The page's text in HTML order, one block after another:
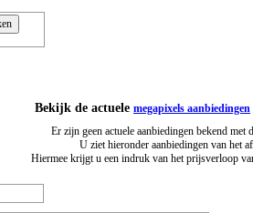
Bekijk de actuele megapixels aanbiedingen
Er zijn geen actuele aanbiedingen bekend met
U ziet hieronder aanbiedingen van het
Hiermee krijgt u een indruk van het prijsverloop